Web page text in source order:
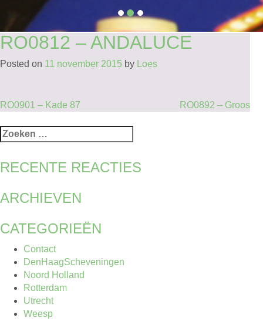
RO0812 – ANDALUCE
Posted on 11 november 2015 by Loes
BERICHT
NAVIGATIE
RO0901 – Kade 87 RO0892 – Groos
Zoeken
naar:
RECENTE REACTIES
ARCHIEVEN
CATEGORIEËN
Contact
DenHaagScheveningen
Noord Holland
Rotterdam
Utrecht
Weesp